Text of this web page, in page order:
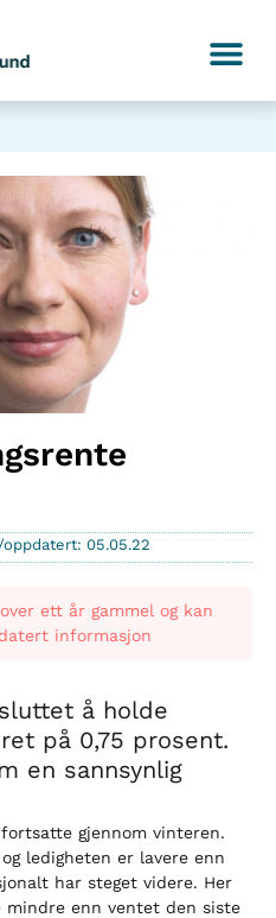
05.05.22
ett år gammel og kan
informasjon
å holde
på 0,75 prosent.
en sannsynlig
gjennom vinteren.
ledigheten er lavere enn
har steget videre. Her
mindre enn ventet den siste